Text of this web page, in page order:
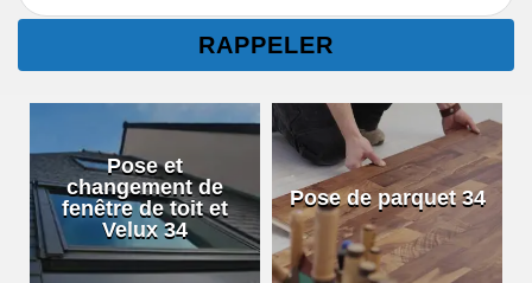
Pose et
changement de
fenêtre de toit et
Velux 34
Pose de parquet 34